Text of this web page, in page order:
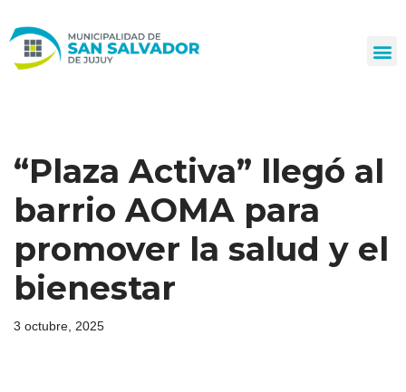
al
“Plaza Activa” llegó al
barrio AOMA para
promover la salud y el
bienestar
3 octubre, 2025